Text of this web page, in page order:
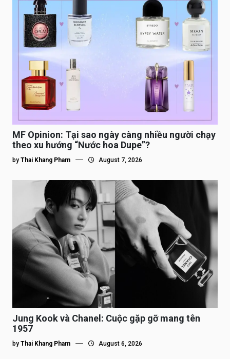
MF Opinion: Tại sao ngày càng nhiều người chạy
theo xu hướng “Nước hoa Dupe”?
by Thai Khang Pham August 7, 2026
Jung Kook và Chanel: Cuộc gặp gỡ mang tên
1957
by Thai Khang Pham August 6, 2026